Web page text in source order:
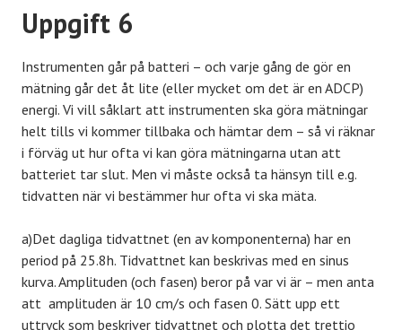
Uppgift 6
Instrumenten går på batteri – och varje gång de gör en
mätning går det åt lite (eller mycket om det är en ADCP)
energi. Vi vill såklart att instrumenten ska göra mätningar
helt tills vi kommer tillbaka och hämtar dem – så vi räknar
i förväg ut hur ofta vi kan göra mätningarna utan att
batteriet tar slut. Men vi måste också ta hänsyn till e.g.
tidvatten när vi bestämmer hur ofta vi ska mäta.
a)Det dagliga tidvattnet (en av komponenterna) har en
period på 25.8h. Tidvattnet kan beskrivas med en sinus
kurva. Amplituden (och fasen) beror på var vi är – men anta
att amplituden är 10 cm/s och fasen 0. Sätt upp ett
uttryck som beskriver tidvattnet och plotta det trettio